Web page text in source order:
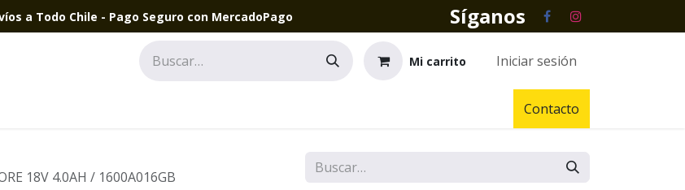
a Todo Chile - Pago Seguro con MercadoPago Síganos
Mi carrito Iniciar sesión
Contacto
18V 4.0AH / 1600A016GB